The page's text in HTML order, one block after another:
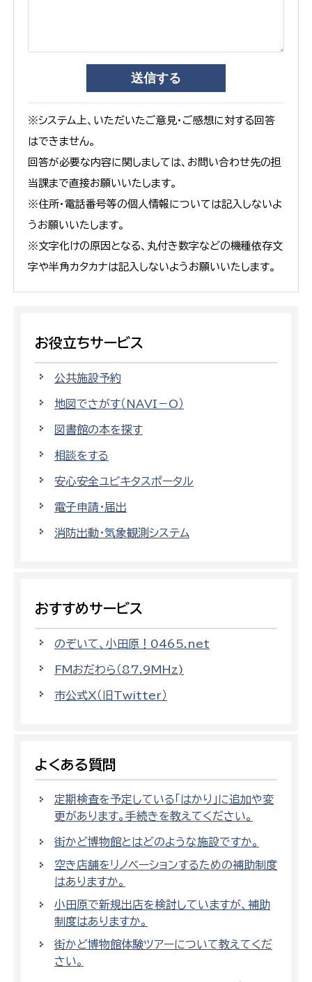
※システム上、いただいたご意見・ご感想に対する回答
はできません。
回答が必要な内容に関しましては、お問い合わせ先の担
当課まで直接お願いいたします。
※住所・電話番号等の個人情報については記入しないよ
うお願いいたします。
※文字化けの原因となる、丸付き数字などの機種依存文
字や半角カタカナは記入しないようお願いいたします。
お役立ちサービス
公共施設予約
地図でさがす（NAVI－O）
図書館の本を探す
相談をする
安心安全ユビキタスポータル
電子申請・届出
消防出動・気象観測システム
おすすめサービス
のぞいて、小田原！0465.net
FMおだわら（87.9MHz)
市公式X（旧Twitter）
よくある質問
定期検査を予定している「はかり」に追加や変
更があります。手続きを教えてください。
街かど博物館とはどのような施設ですか。
空き店舗をリノベーションするための補助制度
はありますか。
小田原で新規出店を検討していますが、補助
制度はありますか。
街かど博物館体験ツアーについて教えてくだ
さい。